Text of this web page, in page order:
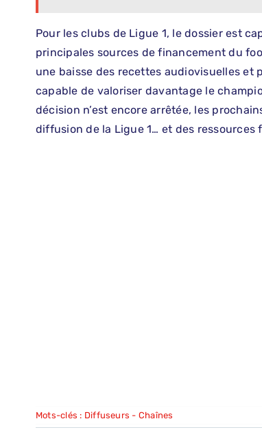
Pour les clubs de Ligue 1, le dossier est
principales sources de financement du
une baisse des recettes audiovisuelles
capable de valoriser davantage le
décision n’est encore arrêtée, les
diffusion de la Ligue 1… et des ressources
Mots-clés : Diffuseurs - Chaînes